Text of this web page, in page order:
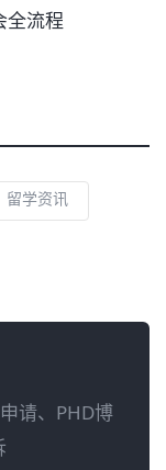
全流程
留学资讯
请、PHD博